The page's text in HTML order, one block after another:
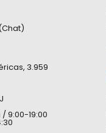
3.959
9:00-19:00